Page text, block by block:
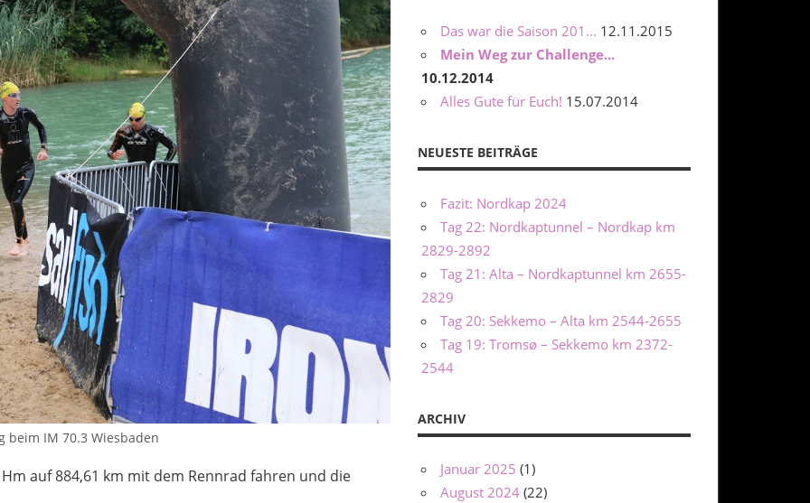
beim IM 70.3 Wiesbaden
auf 884,61 km mit dem Rennrad fahren und die
Das war die Saison 201... 12.11.2015
Mein Weg zur Challenge...
10.12.2014
Alles Gute für Euch! 15.07.2014
NEUESTE BEITRÄGE
Fazit: Nordkap 2024
Tag 22: Nordkaptunnel – Nordkap km
2829-2892
Tag 21: Alta – Nordkaptunnel km 2655-
2829
Tag 20: Sekkemo – Alta km 2544-2655
Tag 19: Tromsø – Sekkemo km 2372-
2544
ARCHIV
Januar 2025 (1)
August 2024 (22)